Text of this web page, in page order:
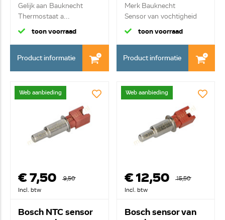
Gelijk aan Bauknecht
Thermostaat a...
toon voorraad
Product informatie
Merk Bauknecht
Sensor van vochtigheid
toon voorraad
Product informatie
Web aanbieding
€ 7,50
9,50
Incl. btw
Bosch NTC sensor
Web aanbieding
€ 12,50
15,50
Incl. btw
Bosch sensor van